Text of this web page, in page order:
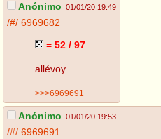
Anónimo 01/01/20 19:49
/#/ 6969682
= 52 / 97
allévoy
>>>6969691
Anónimo 01/01/20 19:53
/#/ 6969691